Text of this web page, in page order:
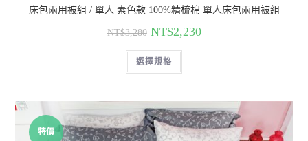
床包兩用被組 / 單人 素色款 100%精梳棉 單人床包兩用被組
NT$3,280 NT$2,230
選擇規格
特價